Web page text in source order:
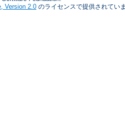
Version 2.0 のライセンスで提供されてい